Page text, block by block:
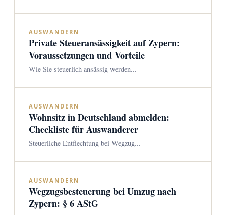
AUSWANDERN
Private Steueransässigkeit auf Zypern:
Voraussetzungen und Vorteile
Wie Sie steuerlich ansässig werden...
AUSWANDERN
Wohnsitz in Deutschland abmelden:
Checkliste für Auswanderer
Steuerliche Entflechtung bei Wegzug...
AUSWANDERN
Wegzugsbesteuerung bei Umzug nach
Zypern: § 6 AStG